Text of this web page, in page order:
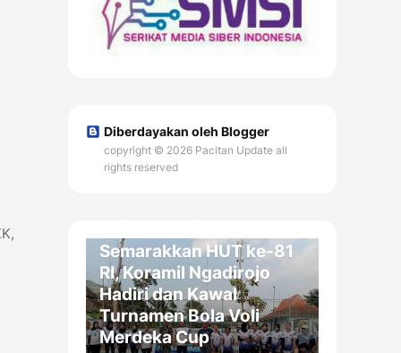
Diberdayakan oleh Blogger
copyright © 2026 Pacitan Update all
rights reserved
Semarakkan HUT ke-81
RI, Koramil Ngadirojo
Hadiri dan Kawal
Turnamen Bola Voli
Merdeka Cup